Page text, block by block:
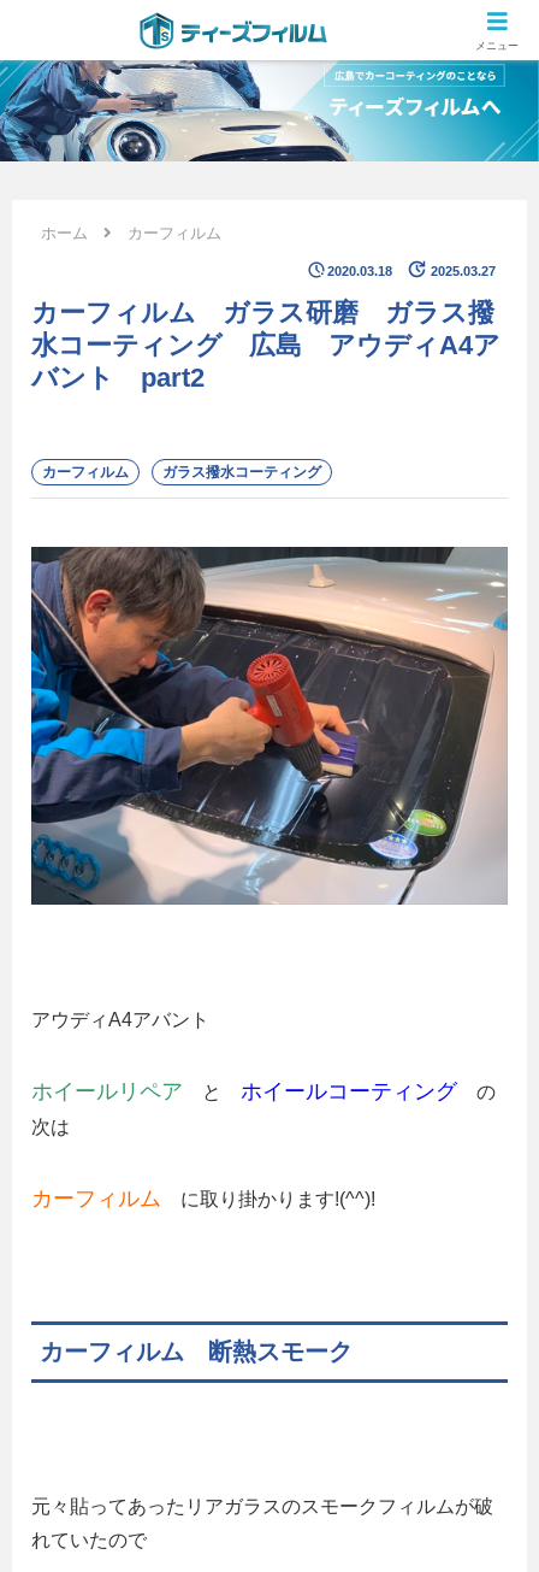
広島のカーコーティング専門店 ティーズフィルムの施工ブログ
ホーム カーフィルム
2020.03.18 2025.03.27
カーフィルム ガラス研磨 ガラス撥
水コーティング 広島 アウディA4ア
バント part2
カーフィルム ガラス撥水コーティング
アウディA4アバント
ホイールリペア と ホイールコーティング の
次は
カーフィルム に取り掛かります!(^^)!
カーフィルム 断熱スモーク
元々貼ってあったリアガラスのスモークフィルムが破
れていたので
メニュー